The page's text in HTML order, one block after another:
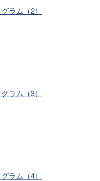
ラム（2）
ラム（3）
ラム（4）